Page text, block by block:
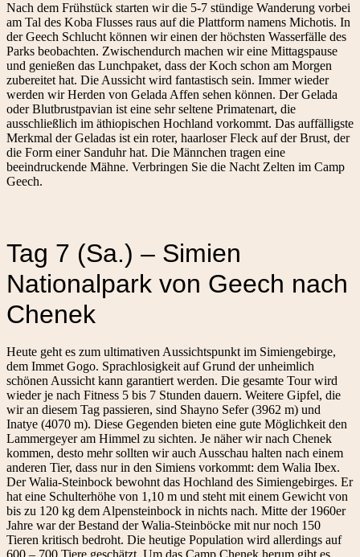
Nach dem Frühstück starten wir die 5-7 stündige Wanderung vorbei
am Tal des Koba Flusses raus auf die Plattform namens Michotis. In
der Geech Schlucht können wir einen der höchsten Wasserfälle des
Parks beobachten. Zwischendurch machen wir eine Mittagspause
und genießen das Lunchpaket, dass der Koch schon am Morgen
zubereitet hat. Die Aussicht wird fantastisch sein. Immer wieder
werden wir Herden von Gelada Affen sehen können. Der Gelada
oder Blutbrustpavian ist eine sehr seltene Primatenart, die
ausschließlich im äthiopischen Hochland vorkommt. Das auffälligste
Merkmal der Geladas ist ein roter, haarloser Fleck auf der Brust, der
die Form einer Sanduhr hat. Die Männchen tragen eine
beeindruckende Mähne. Verbringen Sie die Nacht Zelten im Camp
Geech.
Tag 7 (Sa.) – Simien
Nationalpark von Geech nach
Chenek
Heute geht es zum ultimativen Aussichtspunkt im Simiengebirge,
dem Immet Gogo. Sprachlosigkeit auf Grund der unheimlich
schönen Aussicht kann garantiert werden. Die gesamte Tour wird
wieder je nach Fitness 5 bis 7 Stunden dauern. Weitere Gipfel, die
wir an diesem Tag passieren, sind Shayno Sefer (3962 m) und
Inatye (4070 m). Diese Gegenden bieten eine gute Möglichkeit den
Lammergeyer am Himmel zu sichten. Je näher wir nach Chenek
kommen, desto mehr sollten wir auch Ausschau halten nach einem
anderen Tier, dass nur in den Simiens vorkommt: dem Walia Ibex.
Der Walia-Steinbock bewohnt das Hochland des Simiengebirges. Er
hat eine Schulterhöhe von 1,10 m und steht mit einem Gewicht von
bis zu 120 kg dem Alpensteinbock in nichts nach. Mitte der 1960er
Jahre war der Bestand der Walia-Steinböcke mit nur noch 150
Tieren kritisch bedroht. Die heutige Population wird allerdings auf
600 – 700 Tiere geschätzt. Um das Camp Chenek herum gibt es